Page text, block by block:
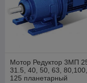
Мотор Редуктор 3МП
31.5, 40, 50, 63, 80,100,
125 планетарный